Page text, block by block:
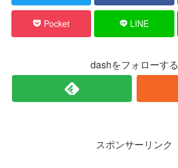
Pocket LINE
dashをフォローする
スポンサーリンク